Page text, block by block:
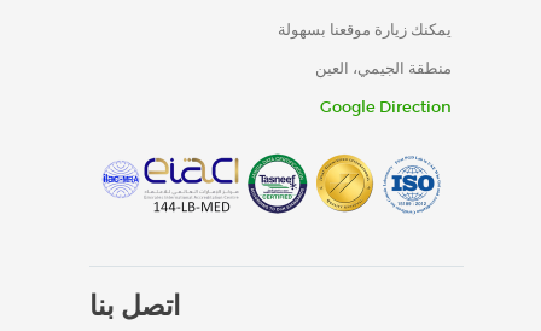
يمكنك زيارة موقعنا بسهولة
منطقة الجيمي، العين
Google Direction
اتصل بنا